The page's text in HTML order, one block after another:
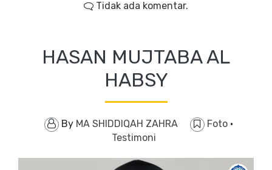
Tidak ada komentar.
HASAN MUJTABA AL
HABSY
By MA SHIDDIQAH ZAHRA Foto ·
Testimoni